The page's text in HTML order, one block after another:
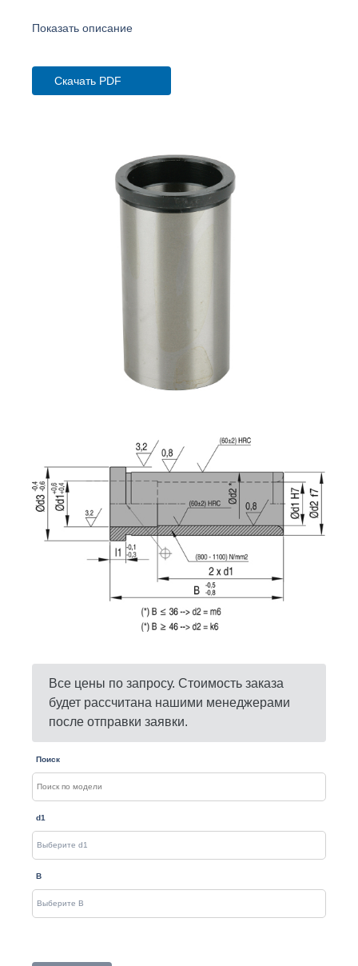
Показать описание
Скачать PDF
Все цены по запросу. Стоимость заказа
будет рассчитана нашими менеджерами
после отправки заявки.
Поиск
d1
B